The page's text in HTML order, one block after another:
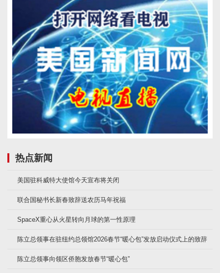
热点新闻
美国驻科威特大使馆今天宣布将关闭
联合国秘书长新春致辞送农历马年祝福
SpaceX重心从火星转向月球的第一性原理
陈立总领事在驻纽约总领馆2026春节“暖心包”发放启动仪式上的致辞
陈立总领事向领区侨胞发放春节“暖心包”